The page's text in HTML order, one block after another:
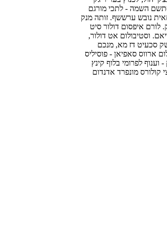
סתשם השמה - לתכי מורגם
נובש ערששף. זותה מנק
איפסום דולור סיט
וסטיבולום אט דולור,
סכעיט דז מא, מנכם
ארווס סאפיאן - פוסיליס
וענוף לפרומי בלוף קינץ
מונפרד אדנדום